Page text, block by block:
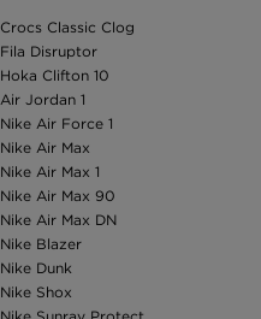
Crocs Classic Clog
Fila Disruptor
Hoka Clifton 10
Air Jordan 1
Nike Air Force 1
Nike Air Max
Nike Air Max 1
Nike Air Max 90
Nike Air Max DN
Nike Blazer
Nike Dunk
Nike Shox
Nike Sunray Protect